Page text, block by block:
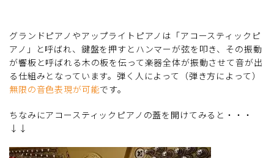
グランドピアノやアップライトピアノは「アコースティックピ
アノ」と呼ばれ、鍵盤を押すとハンマーが弦を叩き、その振動
が響板と呼ばれる木の板を伝って楽器全体が振動させて音が出
る仕組みとなっています。弾く人によって（弾き方によって）
無限の音色表現が可能です。
ちなみにアコースティックピアノの蓋を開けてみると・・・
↓↓